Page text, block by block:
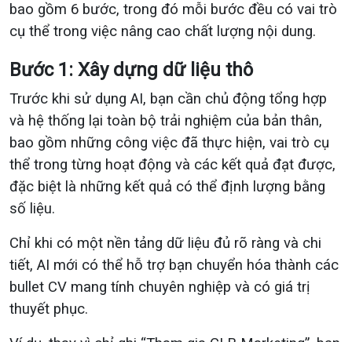
bao gồm 6 bước, trong đó mỗi bước đều có vai trò
cụ thể trong việc nâng cao chất lượng nội dung.
Bước 1: Xây dựng dữ liệu thô
Trước khi sử dụng AI, bạn cần chủ động tổng hợp
và hệ thống lại toàn bộ trải nghiệm của bản thân,
bao gồm những công việc đã thực hiện, vai trò cụ
thể trong từng hoạt động và các kết quả đạt được,
đặc biệt là những kết quả có thể định lượng bằng
số liệu.
Chỉ khi có một nền tảng dữ liệu đủ rõ ràng và chi
tiết, AI mới có thể hỗ trợ bạn chuyển hóa thành các
bullet CV mang tính chuyên nghiệp và có giá trị
thuyết phục.